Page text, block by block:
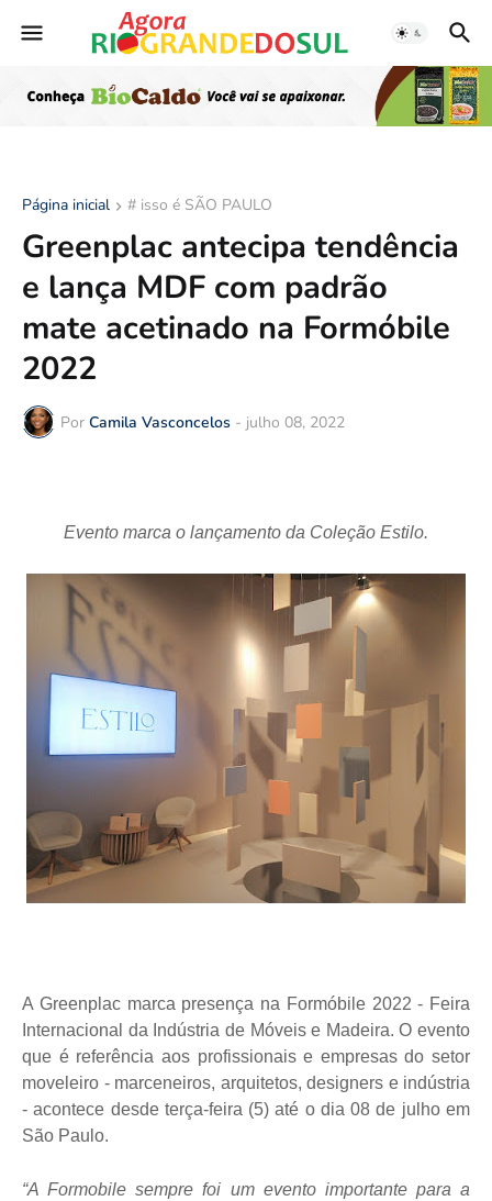
Página inicial # isso é SÃO PAULO
Greenplac antecipa tendência
e lança MDF com padrão
mate acetinado na Formóbile
2022
Por Camila Vasconcelos - julho 08, 2022
Evento marca o lançamento da Coleção Estilo.
A Greenplac marca presença na Formóbile 2022 - Feira
Internacional da Indústria de Móveis e Madeira. O evento
que é referência aos profissionais e empresas do setor
moveleiro - marceneiros, arquitetos, designers e indústria
- acontece desde terça-feira (5) até o dia 08 de julho em
São Paulo.
“A Formobile sempre foi um evento importante para a